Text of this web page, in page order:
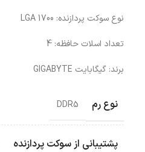
نوع سوکت پردازنده: LGA 1700
تعداد اسلات حافظه: 4
برند: گیگابایت GIGABYTE
نوع رم DDR5
پشتیبانی از سوکت پردازنده